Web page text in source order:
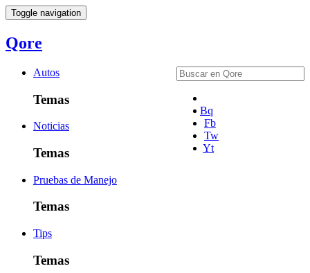
Toggle navigation
Qore
Bq
Fb
Tw
Yt
Autos
Temas
Noticias
Temas
Pruebas de Manejo
Temas
Tips
Temas